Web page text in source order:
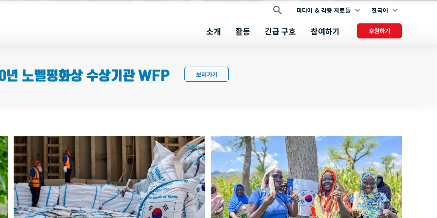
미디어 & 각종 자료들 한국어
소개 활동 긴급 구호 참여하기 후원하기
년 노벨평화상 수상기관 WFP 보러가기